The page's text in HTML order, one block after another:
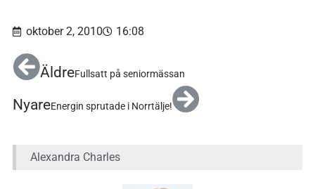
oktober 2, 2010 16:08
ÄldreFullsatt på seniormässan
NyareEnergin sprutade i Norrtälje!
Alexandra Charles